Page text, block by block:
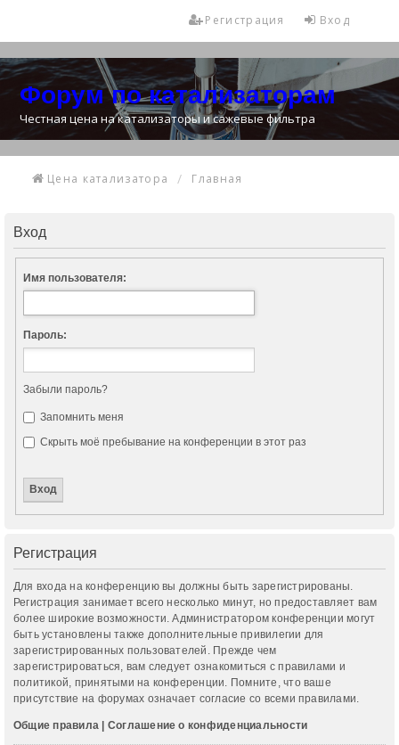
Вход
Регистрация
Форум по катализаторам
Честная цена на катализаторы и сажевые фильтра
Цена катализатора Главная
Вход
Имя пользователя:
Пароль:
Забыли пароль?
Запомнить меня
Скрыть моё пребывание на конференции в этот раз
Регистрация
Для входа на конференцию вы должны быть зарегистрированы.
Регистрация занимает всего несколько минут, но предоставляет вам
более широкие возможности. Администратором конференции могут
быть установлены также дополнительные привилегии для
зарегистрированных пользователей. Прежде чем
зарегистрироваться, вам следует ознакомиться с правилами и
политикой, принятыми на конференции. Помните, что ваше
присутствие на форумах означает согласие со всеми правилами.
Общие правила | Соглашение о конфиденциальности